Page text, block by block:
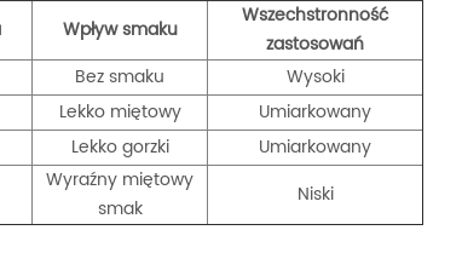
Wpływ smaku
Wszechstronność
zastosowań
Bez smaku
Wysoki
Lekko miętowy
Umiarkowany
Lekko gorzki
Umiarkowany
Wyraźny miętowy
smak
Niski